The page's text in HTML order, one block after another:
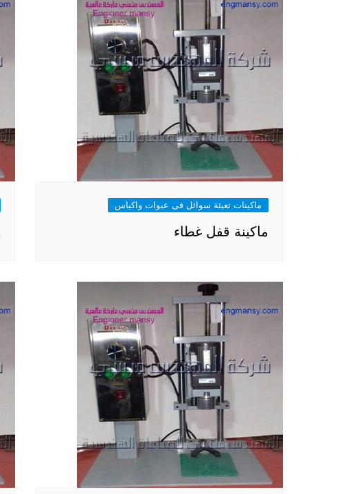
ماكينات تعبئة سوائل فى عبوات واكياس
ماكينة قفل غطاء